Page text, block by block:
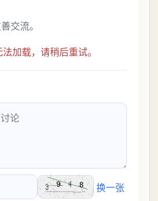
交流。
加载，请稍后重试。
换一张